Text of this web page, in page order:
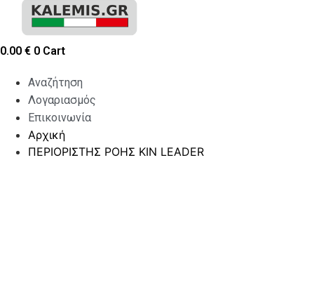
0.00 € 0 Cart
Αναζήτηση
Λογαριασμός
Επικοινωνία
Αρχική
ΠΕΡΙΟΡΙΣΤΗΣ ΡΟΗΣ ΚΙΝ LEADER